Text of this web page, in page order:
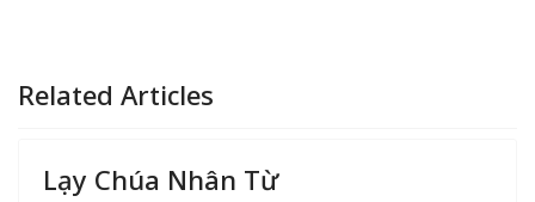
Related Articles
Lạy Chúa Nhân Từ